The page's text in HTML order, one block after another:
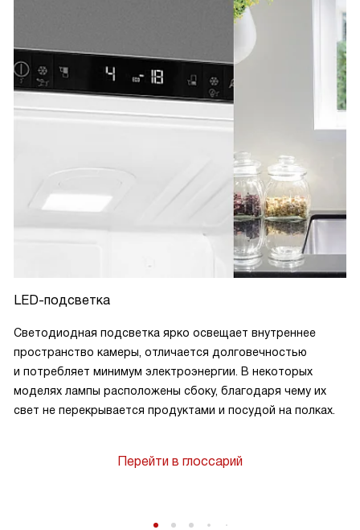
LED-подсветка
Светодиодная подсветка ярко освещает внутреннее
пространство камеры, отличается долговечностью
и потребляет минимум электроэнергии. В некоторых
моделях лампы расположены сбоку, благодаря чему их
свет не перекрывается продуктами и посудой на полках.
Перейти в глоссарий